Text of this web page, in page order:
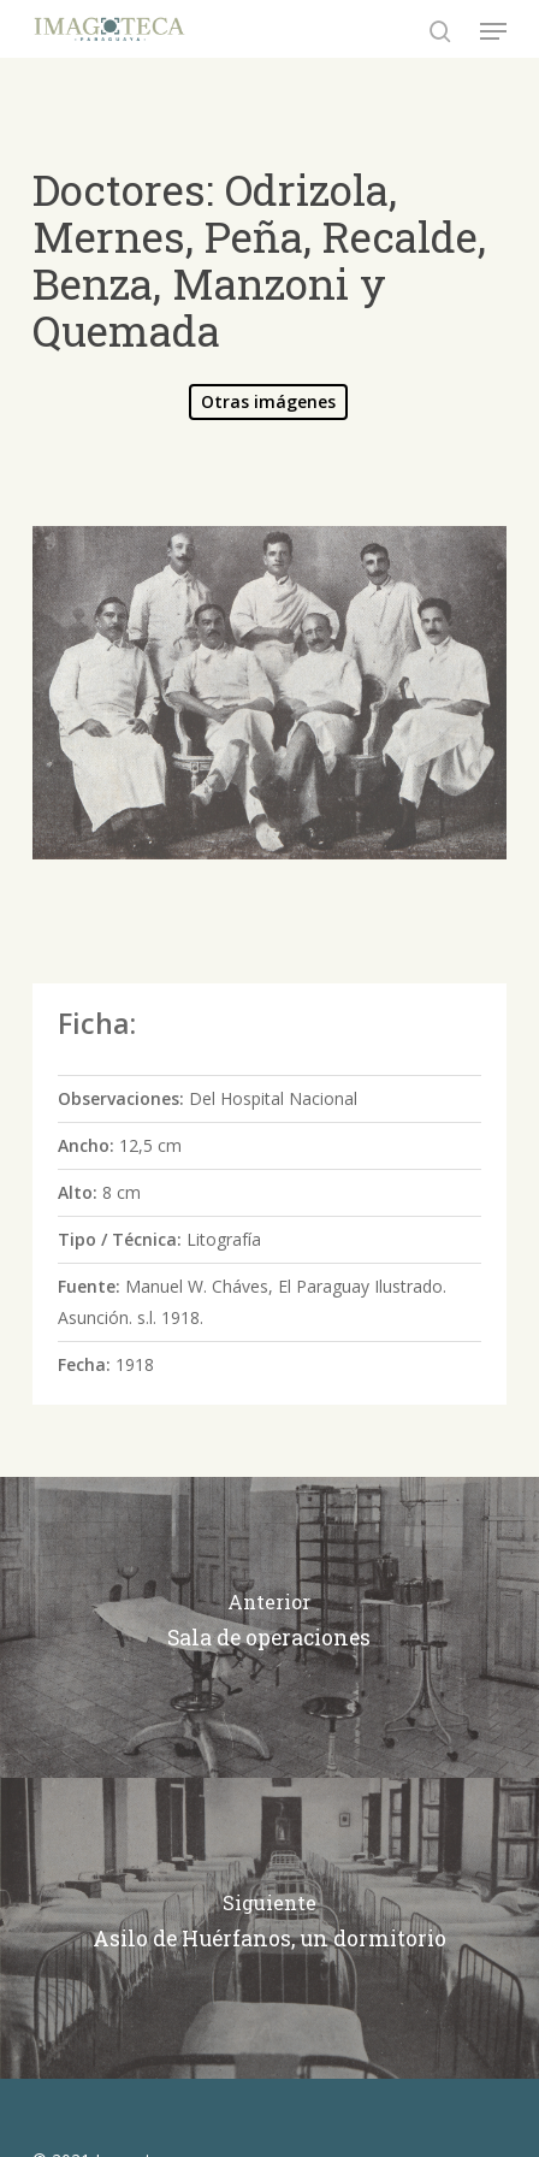
Menu
Doctores: Odrizola,
Mernes, Peña, Recalde,
Benza, Manzoni y
Quemada
Otras imágenes
Ficha:
Observaciones: Del Hospital Nacional
Ancho: 12,5 cm
Alto: 8 cm
Tipo / Técnica: Litografía
Fuente: Manuel W. Cháves, El Paraguay Ilustrado.
Asunción. s.l. 1918.
Fecha: 1918
Anterior
Sala de operaciones
Siguiente
Asilo de Huérfanos, un dormitorio